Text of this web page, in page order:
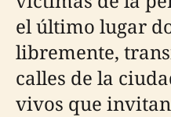
el último lugar
libremente,
calles de la
vivos que